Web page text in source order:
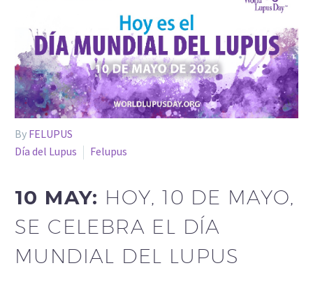
By FELUPUS
Día del Lupus
Felupus
10 MAY: HOY, 10 DE MAYO,
SE CELEBRA EL DÍA
MUNDIAL DEL LUPUS